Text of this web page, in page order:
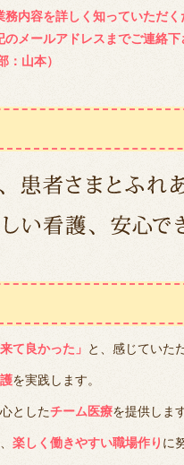
内容を詳しく知っていただ
メールアドレスまでご連絡下
山本）
て良かった」 と、感じていた
を実践します。
としたチーム医療を提供しま
楽しく働きやすい職場作り に